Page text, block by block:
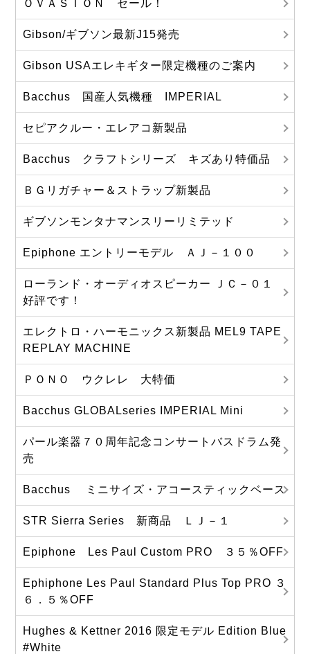
ＯＶＡＳＩＯＮ セール！
Gibson/ギブソン最新J15発売
Gibson USAエレキギター限定機種のご案内
Bacchus 国産人気機種 IMPERIAL
セピアクルー・エレアコ新製品
Bacchus クラフトシリーズ キズあり特価品
ＢＧリガチャー＆ストラップ新製品
ギブソンモンタナマンスリーリミテッド
Epiphone エントリーモデル ＡＪ－１００
ローランド・オーディオスピーカー ＪＣ－０１
好評です！
エレクトロ・ハーモニックス新製品 MEL9 TAPE
REPLAY MACHINE
ＰＯＮＯ ウクレレ 大特価
Bacchus GLOBALseries IMPERIAL Mini
パール楽器７０周年記念コンサートバスドラム発
売
Bacchus ミニサイズ・アコースティックベース
STR Sierra Series 新商品 ＬＪ－１
Epiphone Les Paul Custom PRO ３５％OFF
Ephiphone Les Paul Standard Plus Top PRO ３
６．５％OFF
Hughes & Kettner 2016 限定モデル Edition Blue
#White